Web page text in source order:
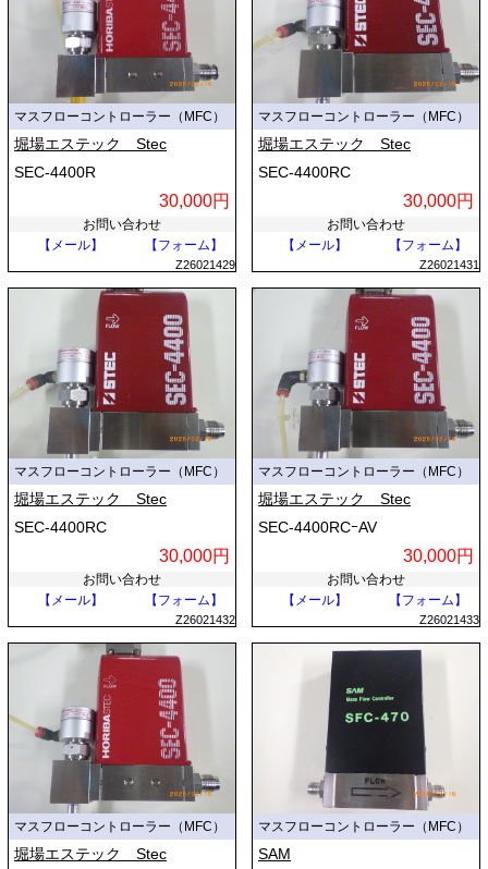
■ マスフローコントローラーの仕組み
機器の内部は、主に流量センサー、バイパス構造、コントロールバル
ブ、制御回路の4つの要素で構成されています。
流体が機器内に流入すると、過半数の流体はメインのバイパス配管を通
りますが、一定の正確な割合で精度の高いセンサー管へと分流されま
す。センサー部分には、一般的に熱式流量センサーが採用されていま
す。このセンサーは配管の上下流に配置されたヒーターと温度センサー
で構成されており、流体が流れていない状態では左右の温度バランスが
保たれています。しかし、気体が流れると熱が下流側へ奪われ、上下流
で温度差が生じます。この温度差は気体の質量流量に直接比例するた
め、これを電気信号に変換して現在の流量を算出します。
次に、制御回路が検出された流量と外部から入力された設定信号を比較
します。両者に差がある場合、回路はコントロールバルブへ補正信号を
送ります。バルブにはピエゾ素子や電磁ソレノイドが使用されており、
弁の開度を微細に調整することで、実際の流量を設定値と完全に一致さ
せるフィードバック制御を行います。
■ 主な用途と活用分野
極めて高いガス制御精度が求められる多種多様な産業分野で活用されて
最も代表的な用途は半導体製造プロセスです。半導体素子の製造には、
CVD（化学気相成長）やエッチング、スパッタリングといった工程が
あり、そこでは多種類のプロセスガスを極めて厳密な比率で供給しなけ
ればなりません。わずかな流量のブレが製品の不具合に直結するため、
信頼性の高いマスフローコントローラーが不可欠となっています。
また、分析・科学機器の分野でも重要です。ガスクロマトグラフィーな
どの分析装置では、キャリアガスの流量を一定に保つことが高精度な測
定の前提条件となります。さらに、バイオプラントや医薬品製造におけ
る培養タンクへの酸素・二酸化炭素の微量供給、燃料電池の評価試験装
置における供給ガスの制御、ガラス加工や金属熱処理を行う工業炉での
燃焼ガス比率の調整など、幅広い現場で活用されています。近年では、
マスフローコントローラー（MFC）
堀場エステック Stec
SEC-4400R
30,000円
お問い合わせ
【メール】
【フォーム】
Z26021429
マスフローコントローラー（MFC）
堀場エステック Stec
SEC-4400RC
30,000円
お問い合わせ
【メール】
【フォーム】
Z26021431
マスフローコントローラー（MFC）
堀場エステック Stec
SEC-4400RC
30,000円
お問い合わせ
【メール】
【フォーム】
Z26021432
マスフローコントローラー（MFC）
堀場エステック Stec
SEC-4400RCｰAV
30,000円
お問い合わせ
【メール】
【フォーム】
Z26021433
マスフローコントローラー（MFC）
堀場エステック Stec
マスフローコントローラー（MFC）
SAM